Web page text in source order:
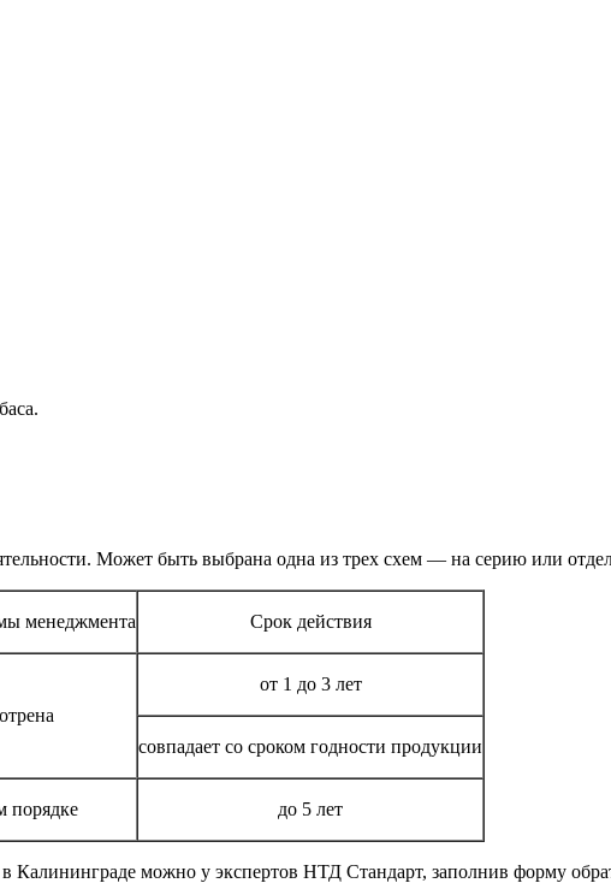
Может быть выбрана одна из трех схем — на серию или
менеджмента Срок действия
от 1 до 3 лет
совпадает со сроком годности продукции
порядке до 5 лет
Калининграде можно у экспертов НТД Стандарт, заполнив форму